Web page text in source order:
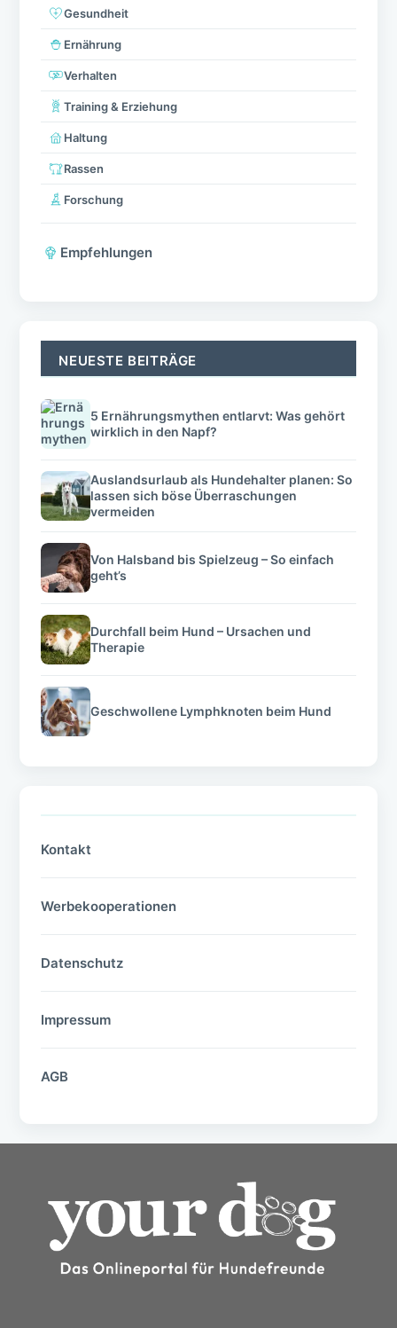
Gesundheit
Ernährung
Verhalten
Training & Erziehung
Haltung
Rassen
Forschung
Empfehlungen
NEUESTE BEITRÄGE
5 Ernährungsmythen entlarvt: Was gehört
wirklich in den Napf?
Auslandsurlaub als Hundehalter planen: So
lassen sich böse Überraschungen
vermeiden
Von Halsband bis Spielzeug – So einfach
geht’s
Durchfall beim Hund – Ursachen und
Therapie
Geschwollene Lymphknoten beim Hund
Kontakt
Werbekooperationen
Datenschutz
Impressum
AGB